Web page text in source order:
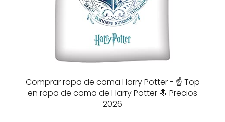
Comprar ropa de cama Harry Potter - ☝️ Top
en ropa de cama de Harry Potter 🔝 Precios
2026